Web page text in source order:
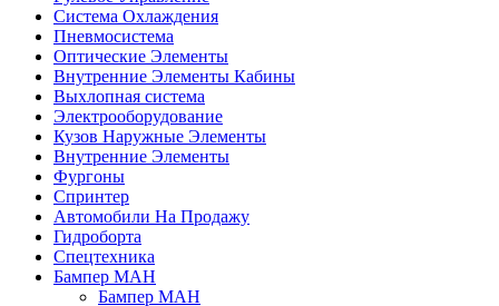
Система Охлаждения
Пневмосистема
Оптические Элементы
Внутренние Элементы Кабины
Выхлопная система
Электрооборудование
Кузов Наружные Элементы
Внутренние Элементы
Фургоны
Спринтер
Автомобили На Продажу
Гидроборта
Спецтехника
Бампер МАН
Бампер МАН